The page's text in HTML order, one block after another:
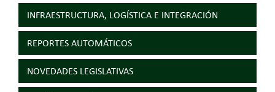
INFRAESTRUCTURA, LOGÍSTICA E INTEGRACIÓN
REPORTES AUTOMÁTICOS
NOVEDADES LEGISLATIVAS